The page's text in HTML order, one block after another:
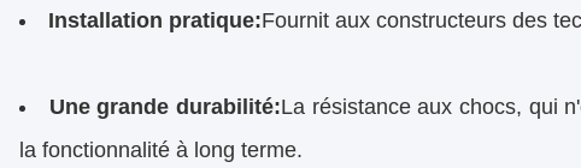
Installation pratique:Fournit aux constructeurs des
Une grande durabilité:La résistance aux chocs, qui
la fonctionnalité à long terme.